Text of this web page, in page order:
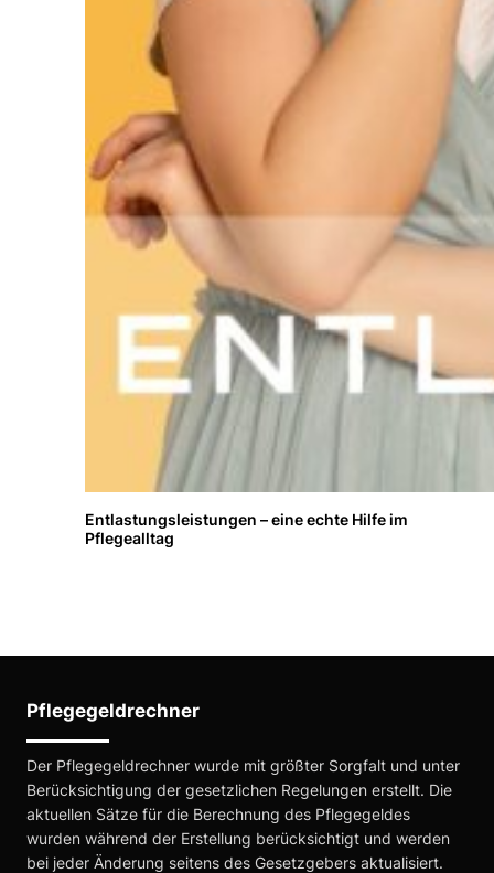
Entlastungsleistungen – eine echte Hilfe im
Pflegealltag
Pflegegeldrechner
Der Pflegegeldrechner wurde mit größter Sorgfalt und unter
Berücksichtigung der gesetzlichen Regelungen erstellt. Die
aktuellen Sätze für die Berechnung des Pflegegeldes
wurden während der Erstellung berücksichtigt und werden
bei jeder Änderung seitens des Gesetzgebers aktualisiert.